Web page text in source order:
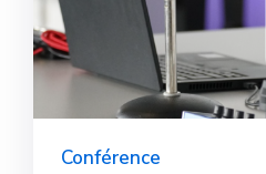
Conférence